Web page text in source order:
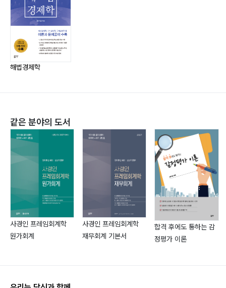
(7) 불확실성 하에서의 선택
(8) 관련 문제 풀이
제5장 생산이론
(1) 비용함수
(2) 생산함수
(6) 비용 극소화
(7) 관련 문제 풀이
제6장 시장조직이론
(1) 완전경쟁시장
(2) 독점시장
(3) 독점적 경쟁시장
(4) 과점시장
(5) 게임이론
(6) 관련 문제 풀이
해법경제학
같은 분야의 도서
사경인 프레임회계학
원가회계
사경인 프레임회계학
재무회계 기본서
합격 후에도 통하는 감
정평가 이론